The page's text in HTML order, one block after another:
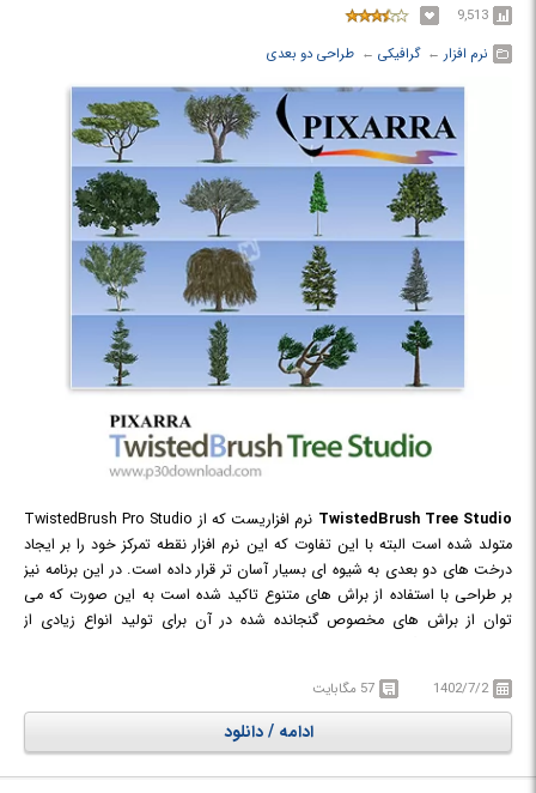
9,513
نرم افزار ← ‏گرافیکی ← ‏ طراحی دو بعدی
TwistedBrush Tree Studio
نرم افزاریست که از TwistedBrush Pro Studio
متولد شده است البته با این تفاوت که این نرم افزار نقطه تمرکز خود را بر ایجاد
درخت های دو بعدی به شیوه ای بسیار آسان تر قرار داده است. در این برنامه نیز
بر طراحی با استفاده از براش های متنوع تاکید شده است به این صورت که می
توان از براش های مخصوص گنجانده شده در آن برای تولید انواع زیادی از
1402/7/2 57 مگابایت
ادامه / دانلود